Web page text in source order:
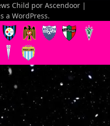
Child por Ascendoor |
a WordPress.
Accelerator
for people and search engines.